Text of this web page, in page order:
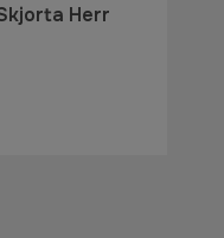
Herr